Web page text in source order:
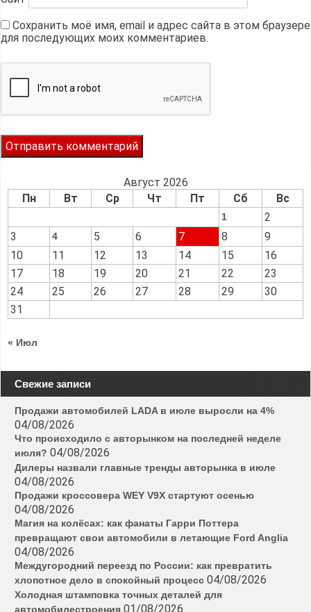
Сохранить моё имя, email и адрес сайта в этом браузере
для последующих моих комментариев.
Август 2026
Пн
Вт Ср Чт Пт Сб Вс
1
2
3
4 5 6 7 8
9
10
11 12 13 14 15
16
17
18 19 20 21 22
23
24
25 26 27 28 29
30
31
« Июл
Свежие записи
Продажи автомобилей LADA в июле выросли на 4%
04/08/2026
Что происходило с авторынком на последней неделе
июля? 04/08/2026
Дилеры назвали главные тренды авторынка в июле
04/08/2026
Продажи кроссовера WEY V9X стартуют осенью
04/08/2026
Магия на колёсах: как фанаты Гарри Поттера
превращают свои автомобили в летающие Ford Anglia
04/08/2026
Междугородний переезд по России: как превратить
хлопотное дело в спокойный процесс 04/08/2026
Холодная штамповка точных деталей для
автомобилестроения 01/08/2026